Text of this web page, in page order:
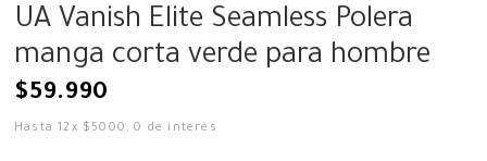
UA Vanish Elite Seamless Polera
manga corta verde para hombre
$59.990
Hasta12 x $ 5000 ,0 de interés